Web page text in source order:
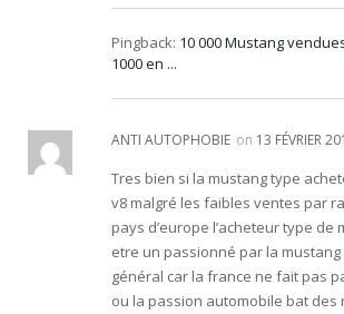
Pingback: 10 000 Mustang
1000 en ...
ANTI AUTOPHOBIE on 13 FÉVRIER
Tres bien si la mustang type
v8 malgré les faibles ventes par
pays d’europe l’acheteur type de
etre un passionné par la mustang
général car la france ne fait pas
ou la passion automobile bat des